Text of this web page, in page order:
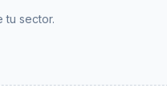
tu sector.